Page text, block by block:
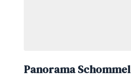
Panorama Schommel